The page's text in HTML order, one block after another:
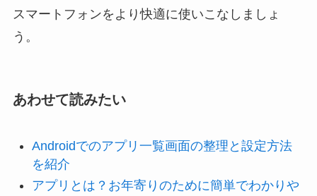
スマートフォンをより快適に使いこなしましょ
う。
あわせて読みたい
Androidでのアプリ一覧画面の整理と設定方法
を紹介
アプリとは？お年寄りのために簡単でわかりや